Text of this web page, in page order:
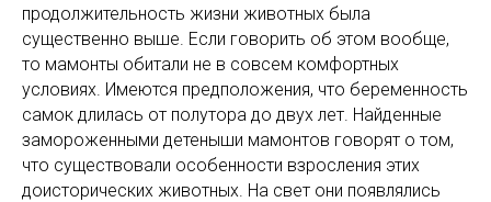
продолжительность жизни животных была
существенно выше. Если говорить об этом вообще,
то мамонты обитали не в совсем комфортных
условиях. Имеются предположения, что беременность
самок длилась от полутора до двух лет. Найденные
замороженными детеныши мамонтов говорят о том,
что существовали особенности взросления этих
доисторических животных. На свет они появлялись